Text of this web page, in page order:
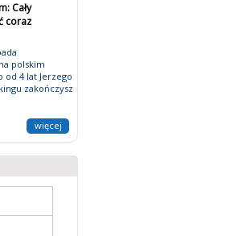
Cały
coraz
polskim
od 4 lat Jerzego
zakończysz
więcej